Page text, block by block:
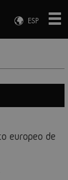
ESP
ENG
europeo de